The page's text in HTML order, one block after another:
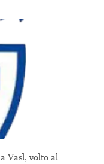
Vasl, volto al